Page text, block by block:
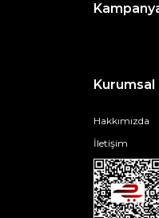
Kurumsal
Hakkımızda
İletişim